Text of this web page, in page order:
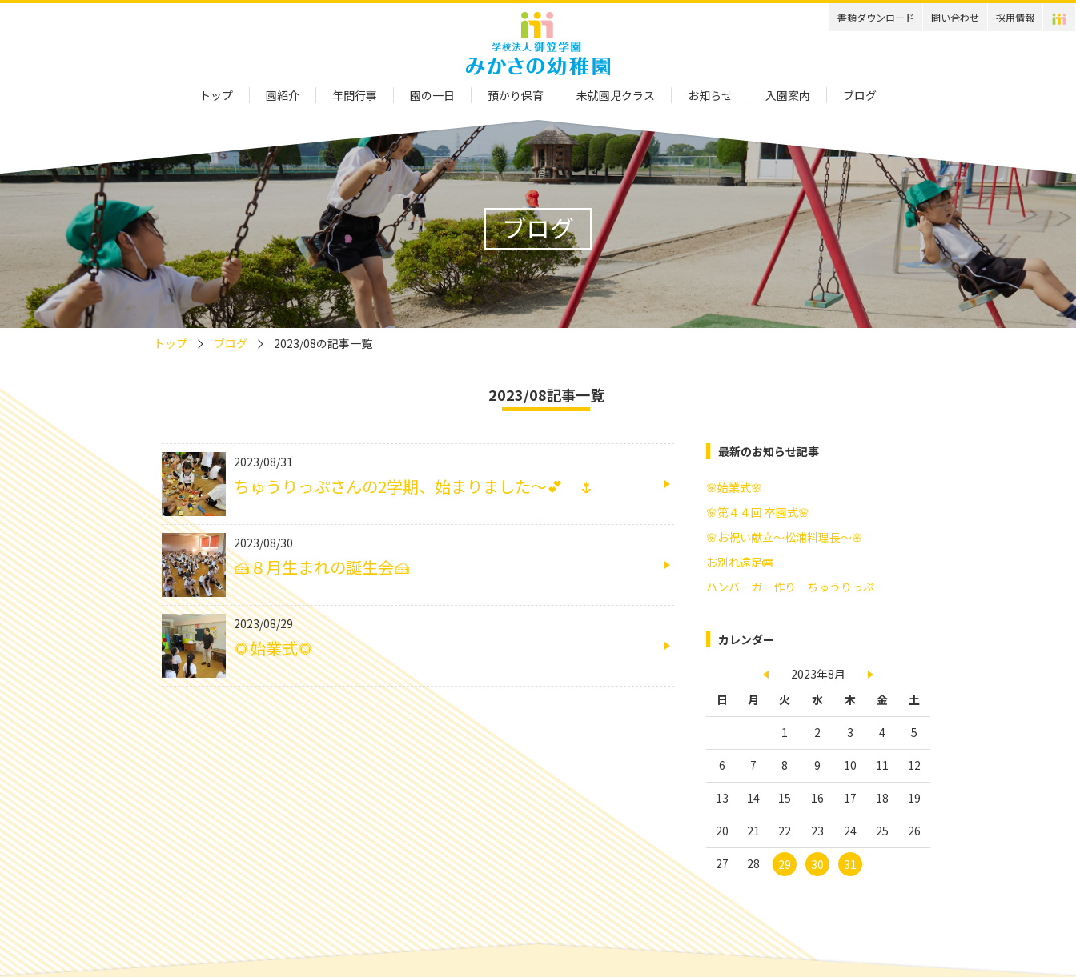
トップ 園紹介 年間行事 園の一日 預かり保育 未就園児クラス お知らせ 入園案内 ブログ
書類ダウンロード 問い合わせ 採用情報
ブログ
トップ ブログ 2023/08の記事一覧
2023/08記事一覧
2023/08/31
ちゅうりっぷさんの2学期、始まりました～💕 🌷
2023/08/30
🍰８月生まれの誕生会🍰
2023/08/29
🌻始業式🌻
最新のお知らせ記事
🌸始業式🌸
🌸第４４回 卒園式🌸
🌸お祝い献立～松浦料理長～🌸
お別れ遠足🚌
ハンバーガー作り ちゅうりっぷ
カレンダー
2023年8月
日
月 火 水 木 金 土
1 2 3 4 5
6 7 8 9 10 11 12
13 14 15 16 17 18 19
20 21 22 23 24 25 26
27 28 29 30 31